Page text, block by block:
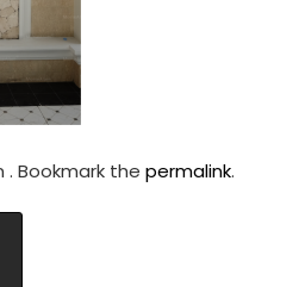
. Bookmark the permalink.